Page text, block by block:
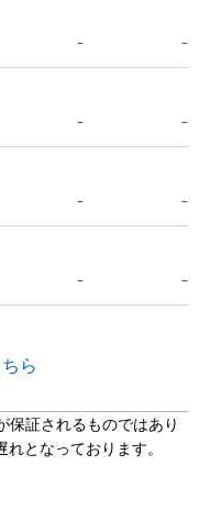
ら
証されるものではあり
となっております。